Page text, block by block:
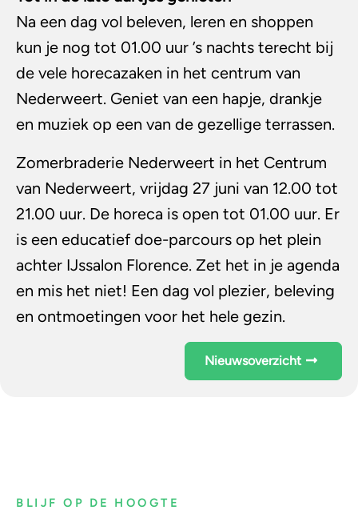
Na een dag vol beleven, leren en shoppen
kun je nog tot 01.00 uur ’s nachts terecht bij
de vele horecazaken in het centrum van
Nederweert. Geniet van een hapje, drankje
en muziek op een van de gezellige terrassen.
Zomerbraderie Nederweert in het Centrum
van Nederweert, vrijdag 27 juni van 12.00 tot
21.00 uur. De horeca is open tot 01.00 uur. Er
is een educatief doe-parcours op het plein
achter IJssalon Florence. Zet het in je agenda
en mis het niet! Een dag vol plezier, beleving
en ontmoetingen voor het hele gezin.
Nieuwsoverzicht
BLIJF OP DE HOOGTE